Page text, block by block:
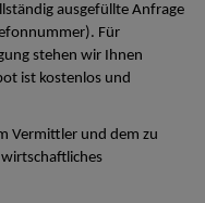
ausgefüllte Anfrage
Für
stehen wir Ihnen
ist kostenlos und
Vermittler und dem zu